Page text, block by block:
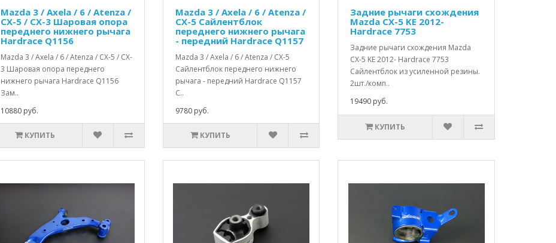
Mazda 3 / Axela / 6 / Atenza /
CX-5 / CX-3 Шаровая опора
переднего нижнего рычага
Hardrace Q1156
Mazda 3 / Axela / 6 / Atenza / CX-5 / CX-
3 Шаровая опора переднего
нижнего рычага Hardrace Q1156
Зам..
10880 руб.
КУПИТЬ
Mazda 3 / Axela / 6 / Atenza /
CX-5 Сайлентблок
переднего нижнего рычага
- передний Hardrace Q1157
Mazda 3 / Axela / 6 / Atenza / CX-5
Сайлентблок переднего нижнего
рычага - передний Hardrace Q1157
С..
9780 руб.
КУПИТЬ
Задние рычаги схождения
Mazda CX-5 KE 2012-
Hardrace 7753
Задние рычаги схождения Mazda
CX-5 KE 2012- Hardrace 7753
Сайлентблок из усиленной резины.
2шт./комп..
19490 руб.
КУПИТЬ